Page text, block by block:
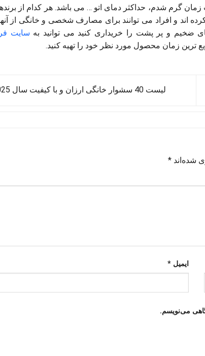
زمان گرم شدم، حداکثر دمای اتو … می باشد. هر کدام از
اند و افراد می توانند برای مصارف شخصی و خانگی از
ضخیم و پر پشت را خریداری کنید می توانید به سایت
ترین زمان محصول مورد نظر خود را تهیه کنید.
لیست 40 سشوار خانگی ارزان و با کیفیت سال 2025
شده‌اند *
ایمیل*
می‌نویسم.